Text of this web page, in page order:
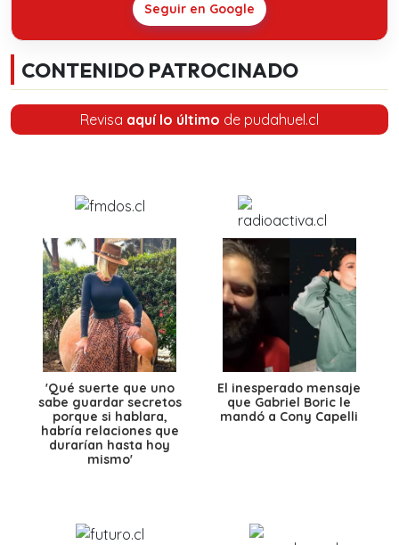
Seguir en Google
CONTENIDO PATROCINADO
Revisa aquí lo último de pudahuel.cl
'Qué suerte que uno
sabe guardar secretos
porque si hablara,
habría relaciones que
durarían hasta hoy
mismo'
El inesperado mensaje
que Gabriel Boric le
mandó a Cony Capelli